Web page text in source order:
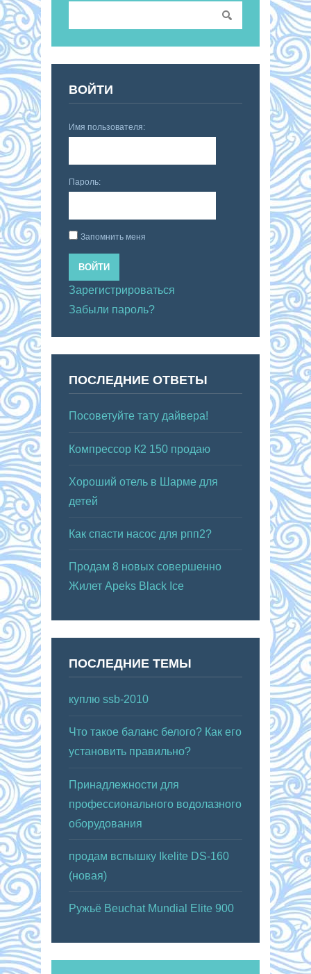
ВОЙТИ
Имя пользователя:
Пароль:
Запомнить меня
ВОЙТИ
Зарегистрироваться
Забыли пароль?
ПОСЛЕДНИЕ ОТВЕТЫ
Посоветуйте тату дайвера!
Компрессор К2 150 продаю
Хороший отель в Шарме для
детей
Как спасти насос для рпп2?
Продам 8 новых совершенно
Жилет Apeks Black Ice
ПОСЛЕДНИЕ ТЕМЫ
куплю ssb-2010
Что такое баланс белого? Как его
установить правильно?
Принадлежности для
профессионального водолазного
оборудования
продам вспышку Ikelite DS-160
(новая)
Ружьё Beuchat Mundial Elite 900